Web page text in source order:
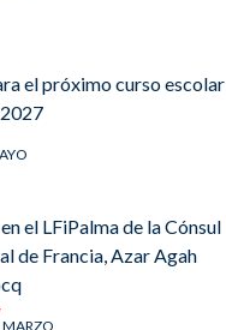
el próximo curso escolar
el LFiPalma de la Cónsul
de Francia, Azar Agah
MARZO